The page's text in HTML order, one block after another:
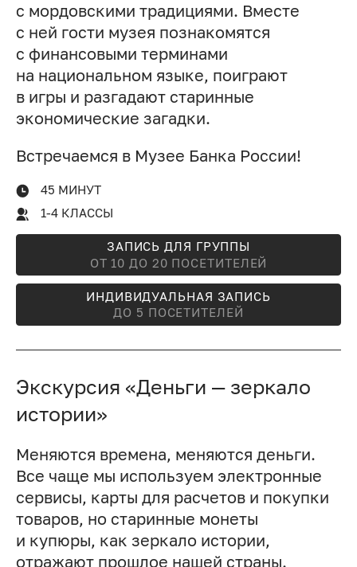
с мордовскими традициями. Вместе
с ней гости музея познакомятся
с финансовыми терминами
на национальном языке, поиграют
в игры и разгадают старинные
экономические загадки.
Встречаемся в Музее Банка России!
45 МИНУТ
1-4 КЛАССЫ
ЗАПИСЬ ДЛЯ ГРУППЫ
ОТ 10 ДО 20 ПОСЕТИТЕЛЕЙ
ИНДИВИДУАЛЬНАЯ ЗАПИСЬ
ДО 5 ПОСЕТИТЕЛЕЙ
Экскурсия «Деньги — зеркало
истории»
Меняются времена, меняются деньги.
Все чаще мы используем электронные
сервисы, карты для расчетов и покупки
товаров, но старинные монеты
и купюры, как зеркало истории,
отражают прошлое нашей страны.